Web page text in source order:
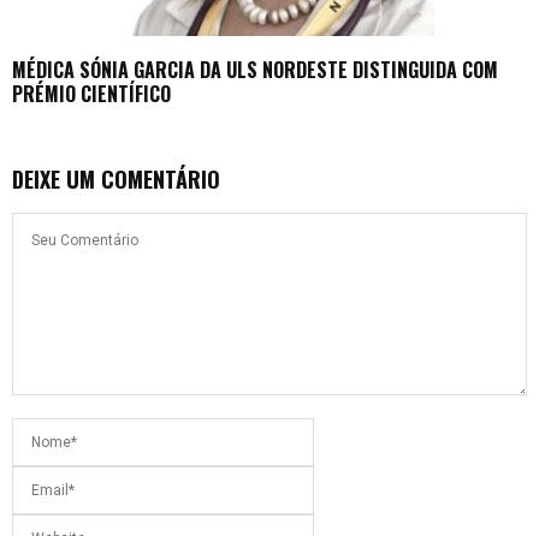
MÉDICA SÓNIA GARCIA DA ULS NORDESTE DISTINGUIDA COM
PRÉMIO CIENTÍFICO
DEIXE UM COMENTÁRIO